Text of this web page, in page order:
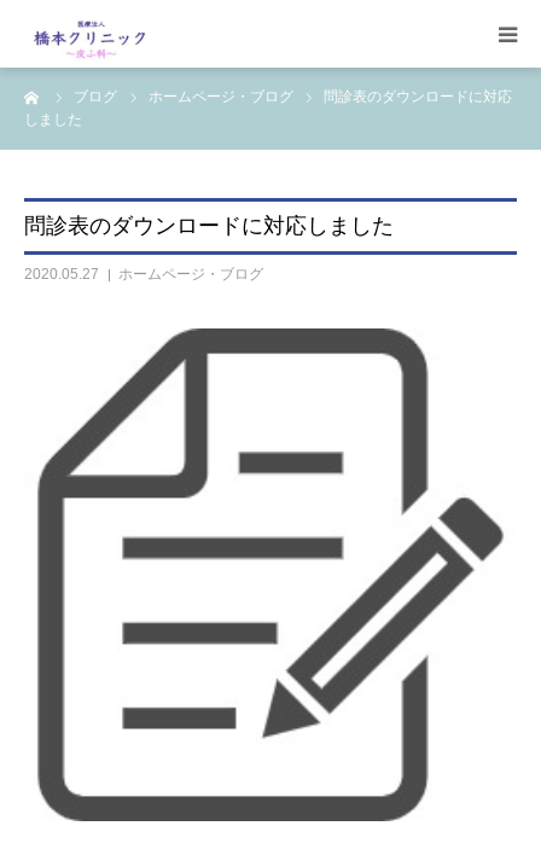
ブログ ホームページ・ブログ
問診表のダウンロードに対応
しました
問診表のダウンロードに対応しました
2020.05.27 ホームページ・ブログ
受診案内
設備
ワクチン一覧